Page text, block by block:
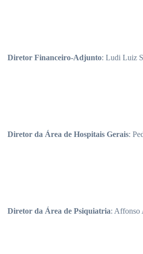
Diretor Financeiro-Adjunto: Ludi Luiz
Diretor da Área de Hospitais Gerais:
Diretor da Área de Psiquiatria: Affonso